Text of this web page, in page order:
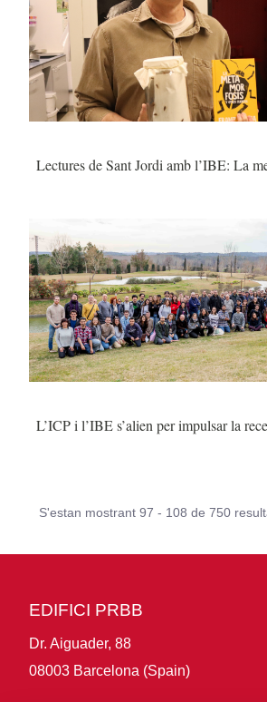
Lectures de Sant Jordi amb l’IBE: La
L’ICP i l’IBE s’alien per impulsar la
S'estan mostrant 97 - 108 de 750
EDIFICI PRBB
Dr. Aiguader, 88
08003 Barcelona (Spain)